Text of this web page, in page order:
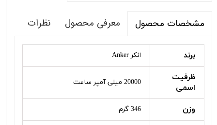
مشخصات محصول معرفی محصول نظرات
برند انکر Anker
ظرفیت
اسمی
20000 میلی آمپر ساعت
وزن 346 گرم